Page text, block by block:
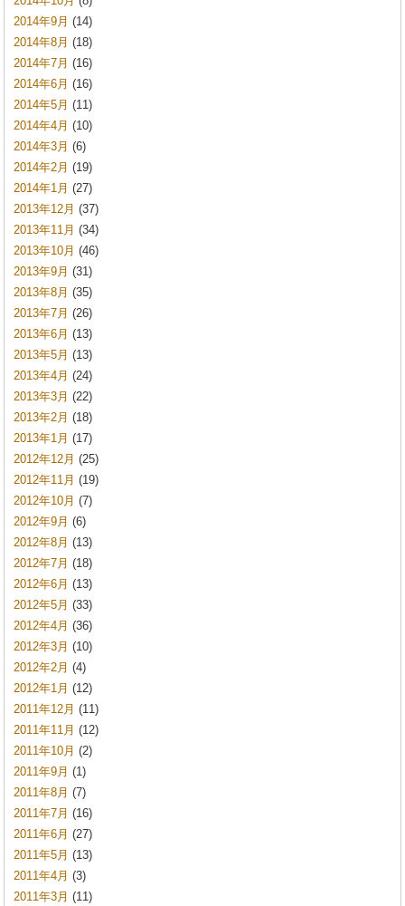
2014年9月 (14)
2014年8月 (18)
2014年7月 (16)
2014年6月 (16)
2014年5月 (11)
2014年4月 (10)
2014年3月 (6)
2014年2月 (19)
2014年1月 (27)
2013年12月 (37)
2013年11月 (34)
2013年10月 (46)
2013年9月 (31)
2013年8月 (35)
2013年7月 (26)
2013年6月 (13)
2013年5月 (13)
2013年4月 (24)
2013年3月 (22)
2013年2月 (18)
2013年1月 (17)
2012年12月 (25)
2012年11月 (19)
2012年10月 (7)
2012年9月 (6)
2012年8月 (13)
2012年7月 (18)
2012年6月 (13)
2012年5月 (33)
2012年4月 (36)
2012年3月 (10)
2012年2月 (4)
2012年1月 (12)
2011年12月 (11)
2011年11月 (12)
2011年10月 (2)
2011年9月 (1)
2011年8月 (7)
2011年7月 (16)
2011年6月 (27)
2011年5月 (13)
2011年4月 (3)
2011年3月 (11)